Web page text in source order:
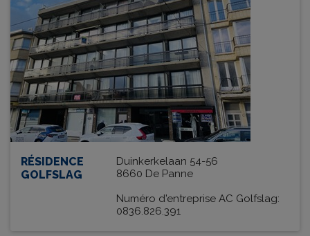
RÉSIDENCE
GOLFSLAG
Duinkerkelaan 54-56
8660 De Panne
Numéro d'entreprise AC Golfslag:
0836.826.391